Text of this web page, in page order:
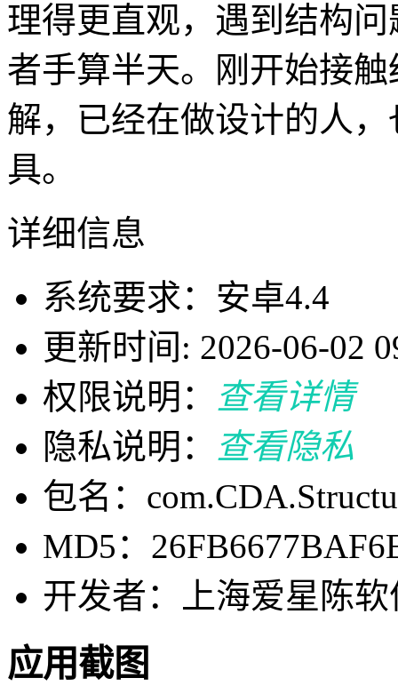
理得更直观，遇到结构
者手算半天。刚开始接
解，已经在做设计的人
具。
详细信息
系统要求：安卓4.4
更新时间: 2026-06-02
权限说明：
查看详情
隐私说明：
查看隐私
包名：
MD5：
开发者：上海爱星陈
应用截图